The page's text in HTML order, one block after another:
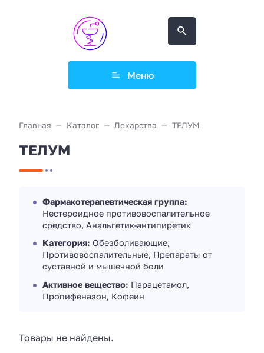
Меню
Главная Каталог Лекарства ТЕЛУМ
ТЕЛУМ
Фармакотерапевтическая группа:
Нестероидное противовоспалительное
средство, Анальгетик-антипиретик
Категория: Обезболивающие,
Противовоспалительные, Препараты от
суставной и мышечной боли
Активное вещество: Парацетамол,
Пропифеназон, Кофеин
Товары не найдены.